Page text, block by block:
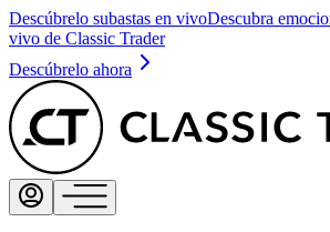
Descúbrelo subastas en vivoDescubra
vivo de Classic Trader
Descúbrelo ahora